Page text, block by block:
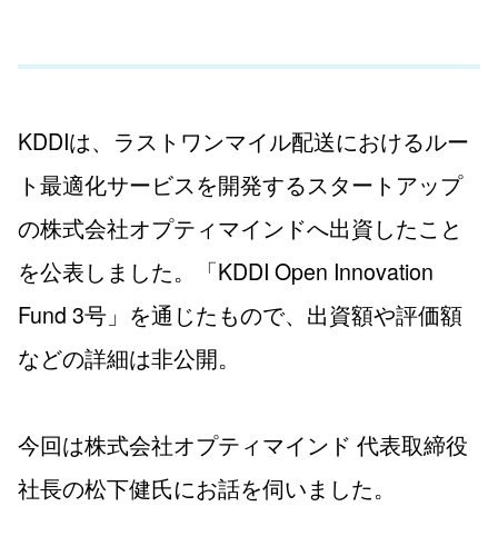
KDDIは、ラストワンマイル配送におけるルー
ト最適化サービスを開発するスタートアップ
の株式会社オプティマインドへ出資したこと
を公表しました。「KDDI Open Innovation
Fund 3号」を通じたもので、出資額や評価額
などの詳細は非公開。
今回は株式会社オプティマインド 代表取締役
社長の松下健氏にお話を伺いました。